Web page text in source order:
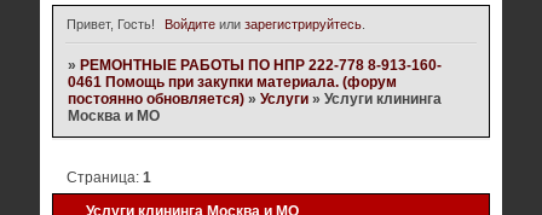
Привет, Гость! Войдите илизарегистрируйтесь
» РЕМОНТНЫЕ РАБОТЫ ПО НПР 222-778 8-913-160-
0461 Помощь при закупки материала. (форум
постоянно обновляется) » Услуги » Услуги клининга
Москва и МО
Услуги клининга Москва и МО
Страница: 1